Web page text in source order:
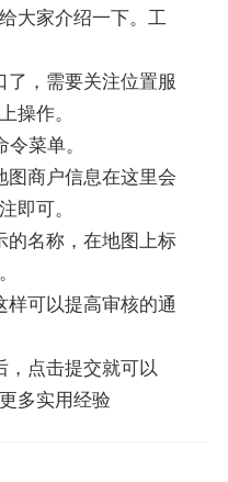
大家介绍一下。工
，需要关注位置服
操作。
菜单。
商户信息在这里会
即可。
的名称，在地图上标
可以提高审核的通
，点击提交就可以
多实用经验